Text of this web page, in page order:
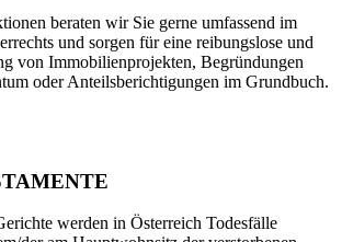
beraten wir Sie gerne umfassend im
und sorgen für eine reibungslose und
von Immobilienprojekten, Begründungen
oder Anteilsberichtigungen im Grundbuch.
werden in Österreich Todesfälle